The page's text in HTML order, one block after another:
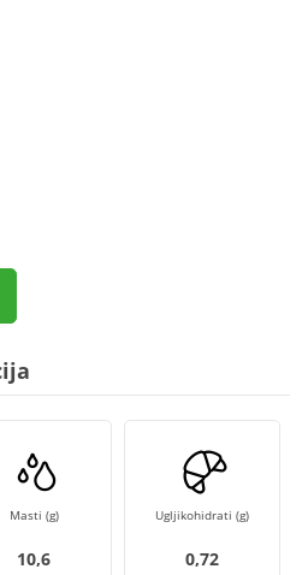
Masti (g)
10,6
Ugljikohidrati (g)
0,72